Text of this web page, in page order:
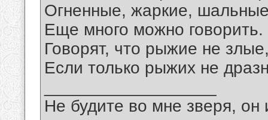
Огненные, жаркие,
Еще много можно говорить.
Говорят, что рыжие не
Если только рыжих не
Не будите во мне зверя, он